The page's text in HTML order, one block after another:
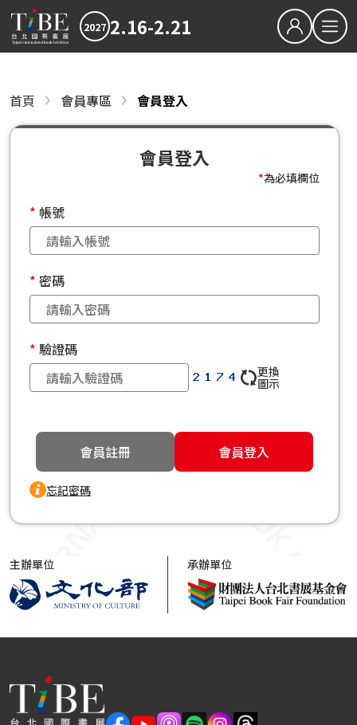
2027 2.16-2.21
關於台北國際書展
2027TiBE台北國際書展
2026TiBE台北國際書展
書展亮點
出版動態
國際書展臺灣館
2026TIBE線上書展
會員登入
會員忘記密碼
會員註冊
首頁 會員專區 會員登入
會員登入
*為必填欄位
帳號
密碼
驗證碼
更換
圖示
會員註冊 會員登入
忘記密碼
主辦單位 承辦單位